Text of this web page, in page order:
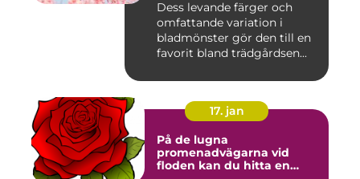
Dess levande färger och
omfattande variation i
bladmönster gör den till en
favorit bland trädgårdsen...
17. jan
På de lugna
promenadvägarna vid
floden kan du hitta en